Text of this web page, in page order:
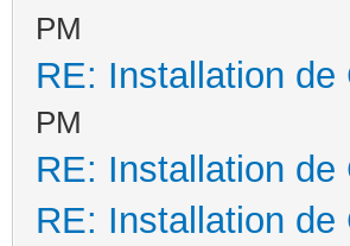
PM
RE: Installation
PM
RE: Installation
RE: Installation